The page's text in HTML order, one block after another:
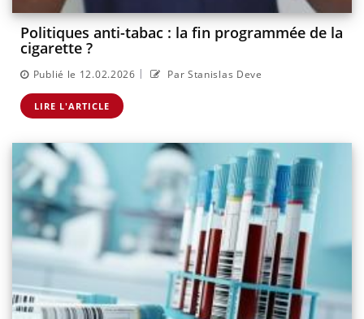
Politiques anti-tabac : la fin programmée de la
cigarette ?
Publié le 12.02.2026 | Par Stanislas Deve
LIRE L'ARTICLE